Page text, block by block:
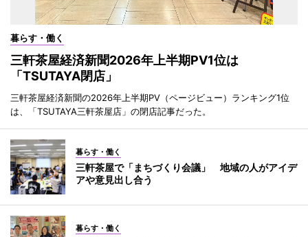
暮らす・働く
三軒茶屋経済新聞2026年上半期PV1位は
「TSUTAYA閉店」
三軒茶屋経済新聞の2026年上半期PV（ページビュー）ランキング1位
は、「TSUTAYA三軒茶屋店」の閉店記事だった。
暮らす・働く
三軒茶屋で「まちづくり会議」 地域の人がアイデ
アや意見出し合う
暮らす・働く